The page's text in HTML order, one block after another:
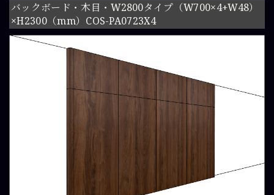
バックボード・木目・W2800タイプ（W700×4+W48）
×H2300（mm）COS-PA0723X4